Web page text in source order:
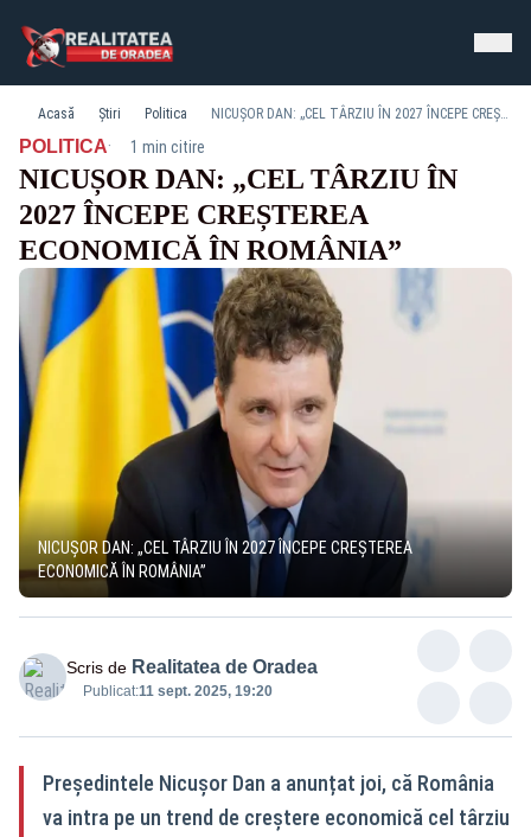
Acasă Știri Politica NICUȘOR DAN: „CEL TÂRZIU ÎN 2027 ÎNCEPE CREȘTEREA ECONOMICĂ ÎN ROMÂNIA”
POLITICA· 1 min citire
NICUȘOR DAN: „CEL TÂRZIU ÎN
2027 ÎNCEPE CREȘTEREA
ECONOMICĂ ÎN ROMÂNIA”
NICUȘOR DAN: „CEL TÂRZIU ÎN 2027 ÎNCEPE CREȘTEREA
ECONOMICĂ ÎN ROMÂNIA”
Scris de Realitatea de Oradea
Publicat:11 sept. 2025, 19:20
Președintele Nicușor Dan a anunțat joi, că România
va intra pe un trend de creștere economică cel târziu